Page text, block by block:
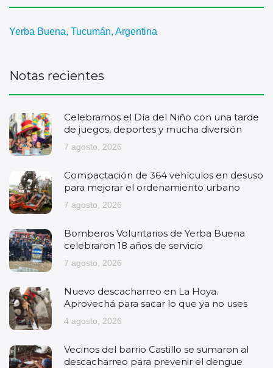
Yerba Buena, Tucumán, Argentina
Notas recientes
Celebramos el Día del Niño con una tarde
de juegos, deportes y mucha diversión
7 agosto, 2026
Compactación de 364 vehículos en desuso
para mejorar el ordenamiento urbano
7 agosto, 2026
Bomberos Voluntarios de Yerba Buena
celebraron 18 años de servicio
7 agosto, 2026
Nuevo descacharreo en La Hoya.
Aprovechá para sacar lo que ya no uses
4 agosto, 2026
Vecinos del barrio Castillo se sumaron al
descacharreo para prevenir el dengue